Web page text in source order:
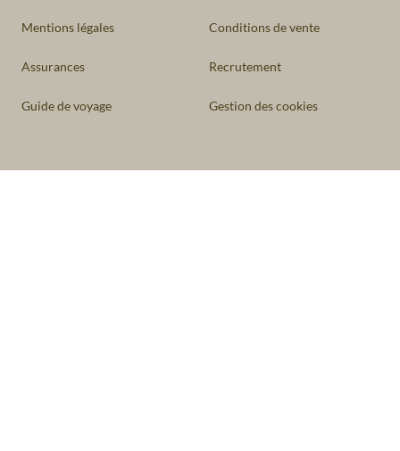
Mentions légales Conditions de vente
Assurances Recrutement
Guide de voyage Gestion des cookies